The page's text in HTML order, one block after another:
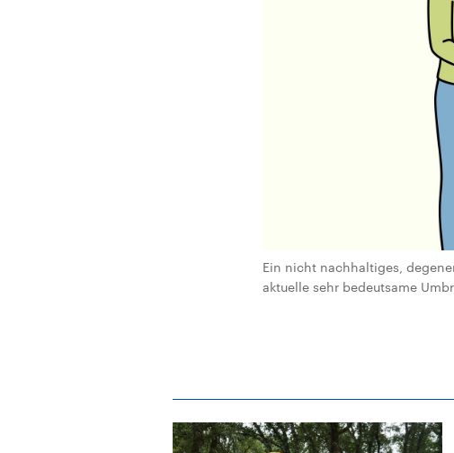
Ein nicht nachhaltiges,
aktuelle sehr bedeutsame